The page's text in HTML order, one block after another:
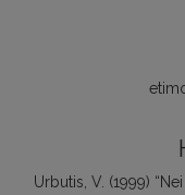
Urbutis, V. (1999)